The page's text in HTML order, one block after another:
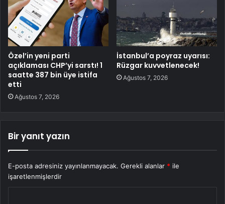
Özel’in yeni parti
açıklaması CHP’yi sarstı! 1
saatte 387 bin üye istifa
etti
Ağustos 7, 2026
İstanbul’a poyraz uyarısı:
Rüzgar kuvvetlenecek!
Ağustos 7, 2026
Bir yanıt yazın
E-posta adresiniz yayınlanmayacak. Gerekli alanlar * ile
işaretlenmişlerdir